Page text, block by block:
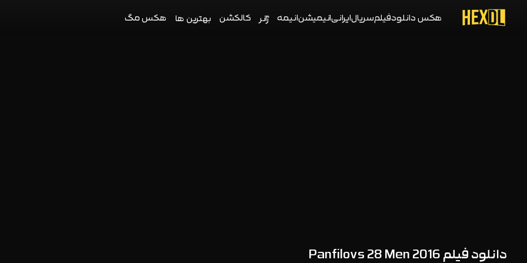
هکس دانلودفیلمسریالایرانیانیمیشنانیمه ژانر کالکشن بهترین ها هکس مگ
دانلود فیلم Panfilovs 28 Men 2016